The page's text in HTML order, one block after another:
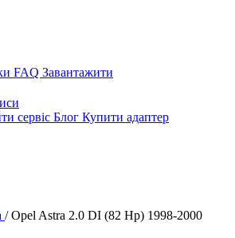
FAQ Завантажити
сервіс Блог Купити адаптер
/ Opel Astra 2.0 DI (82 Hp) 1998-2000